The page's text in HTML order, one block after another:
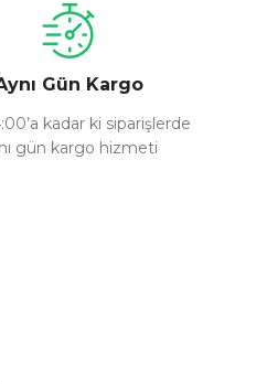
Gün Kargo
kadar ki siparişlerde
gün kargo hizmeti